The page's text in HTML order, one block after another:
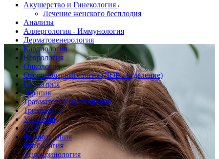
Акушерство и Гинекология
Лечение женского бесплодия
Анализы
Аллергология - Иммунология
Дерматовенерология
Кардиология
Неврология
Онкология
Оториноларингология (ЛОР - отделение)
Педиатрия
Терапия
Травматология-ортопедия
Трихология
Урология
УЗИ
Физиотерапия
Флебология
Эндокринология